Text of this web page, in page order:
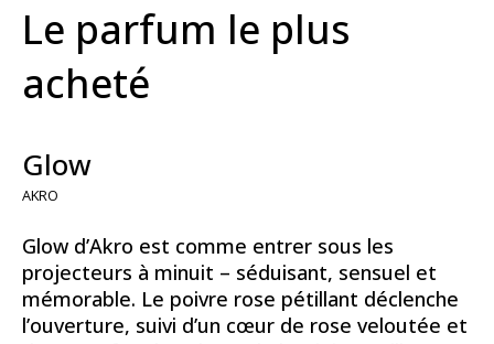
Le parfum le plus
acheté
Glow
AKRO
Glow d’Akro est comme entrer sous les
projecteurs à minuit – séduisant, sensuel et
mémorable. Le poivre rose pétillant déclenche
l’ouverture, suivi d’un cœur de rose veloutée et